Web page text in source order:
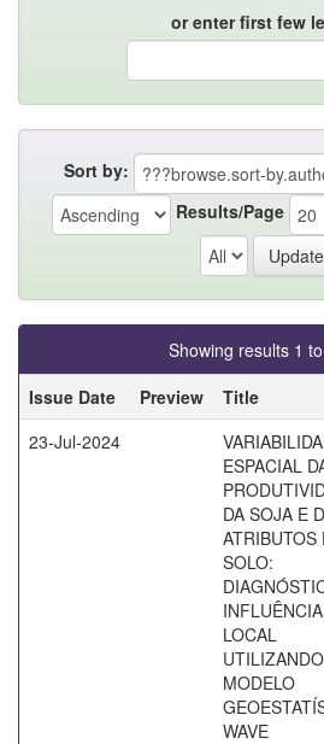
or enter first few
Sort by:
Results/Page
Showing results 1
Issue Date
Preview Title
23-Jul-2024
ESPACIAL
DA SOJA E
ATRIBUTOS
SOLO:
INFLUÊNCIA
LOCAL
MODELO
WAVE